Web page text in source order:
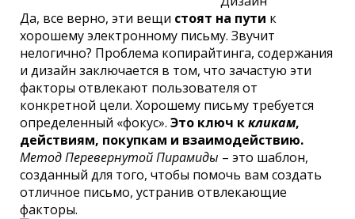
Да, все верно, эти вещи стоят на пути к
хорошему электронному письму. Звучит
нелогично? Проблема копирайтинга, содержания
и дизайн заключается в том, что зачастую эти
факторы отвлекают пользователя от
конкретной цели. Хорошему письму требуется
определенный «фокус». Это ключ ккликам,
действиям, покупкам и взаимодействию.
Метод Перевернутой Пирамиды – это шаблон,
созданный для того, чтобы помочь вам создать
отличное письмо, устранив отвлекающие
факторы.